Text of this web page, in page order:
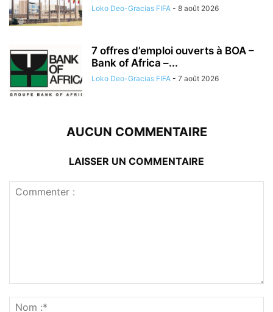
Loko Deo-Gracias FIFA - 8 août 2026
7 offres d’emploi ouverts à BOA –
Bank of Africa –...
Loko Deo-Gracias FIFA - 7 août 2026
AUCUN COMMENTAIRE
LAISSER UN COMMENTAIRE